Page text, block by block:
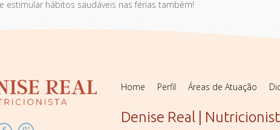
estimular hábitos saudáveis nas férias também!
Home Perfil Áreas de Atuação
Denise Real |